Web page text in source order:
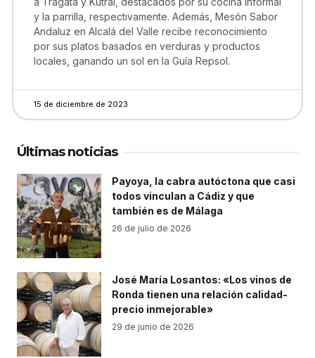
y la parrilla, respectivamente. Además, Mesón Sabor
Andaluz en Alcalá del Valle recibe reconocimiento
por sus platos basados en verduras y productos
locales, ganando un sol en la Guía Repsol.
15 de diciembre de 2023
Últimas noticias
Payoya, la cabra autóctona que casi
todos vinculan a Cádiz y que
también es de Málaga
26 de julio de 2026
José María Losantos: «Los vinos de
Ronda tienen una relación calidad-
precio inmejorable»
29 de junio de 2026